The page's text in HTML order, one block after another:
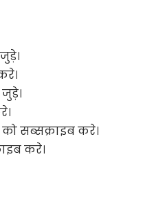
को सब्सक्राइब करे।
करे।